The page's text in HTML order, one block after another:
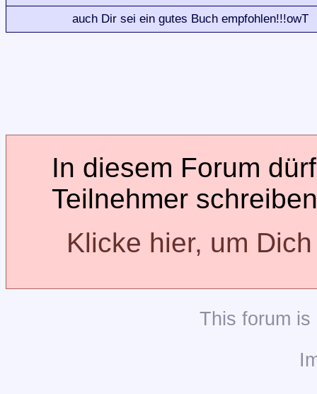
auch Dir sei ein gutes Buch empfohlen!!!owT
In diesem Forum
Teilnehmer
Klicke hier, um
This forum is